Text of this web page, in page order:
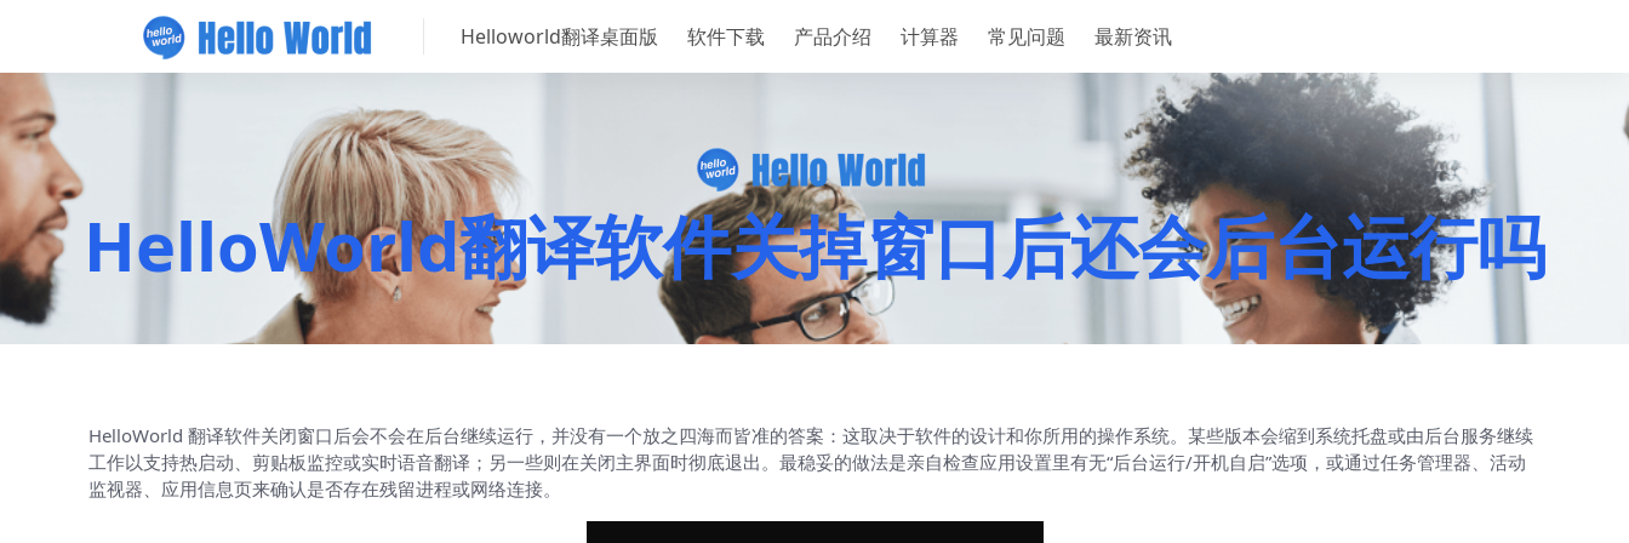
Helloworld翻译桌面版 软件下载 产品介绍 计算器 常见问题 最新资讯
HelloWorld翻译软件关掉窗口后还会后台运行吗
HelloWorld 翻译软件关闭窗口后会不会在后台继续运行，并没有一个放之四海而皆准的答案：这取决于软件的设计和你所用的操作系统。某些版本会缩到系统托盘或由后台服务继续
工作以支持热启动、剪贴板监控或实时语音翻译；另一些则在关闭主界面时彻底退出。最稳妥的做法是亲自检查应用设置里有无“后台运行/开机自启”选项，或通过任务管理器、活动
监视器、应用信息页来确认是否存在残留进程或网络连接。